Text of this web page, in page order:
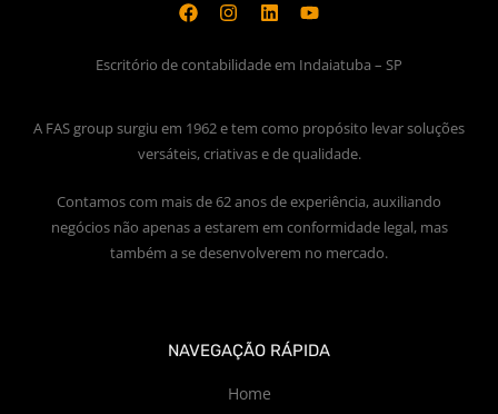
Escritório de contabilidade em Indaiatuba – SP
A FAS group surgiu em 1962 e tem como propósito levar soluções
versáteis, criativas e de qualidade.
Contamos com mais de 62 anos de experiência, auxiliando
negócios não apenas a estarem em conformidade legal, mas
também a se desenvolverem no mercado.
NAVEGAÇÃO RÁPIDA
Home